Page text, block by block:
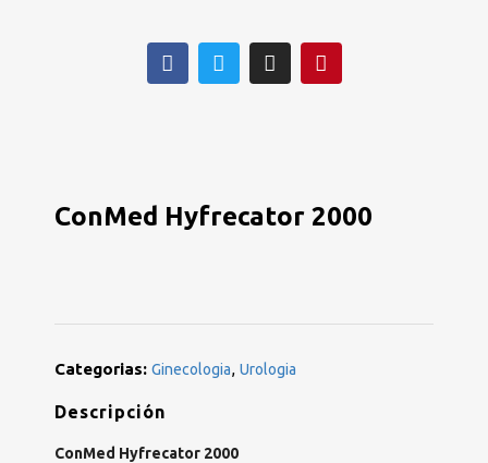
ConMed Hyfrecator 2000
Categorias: Ginecologia, Urologia
Descripción
ConMed Hyfrecator 2000